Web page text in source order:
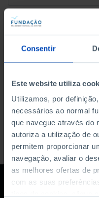
Consentir
Este website utiliza
Utilizamos, por
necessários ao normal
que navegue através do
autoriza a utilização de
permitem proporcionar
navegação, avaliar o
as melhores ofertas de
com as suas
DATA DE INÍCIO
DATA DE FIM